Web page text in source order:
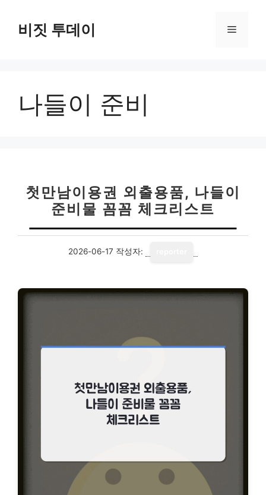
비짓 투데이 메
나들이 준비
첫만남이용권 외출용품, 나들이
준비물 꼼꼼 체크리스트
2026-06-17 작성자: